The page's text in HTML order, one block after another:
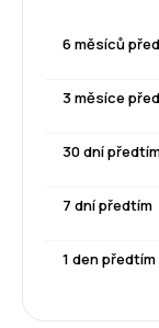
6 měsíců
3 měsíce
30 dní
7 dní předtím
1 den předtím